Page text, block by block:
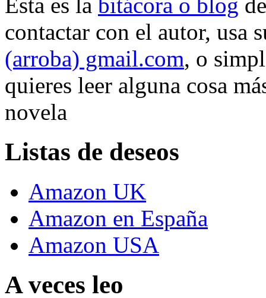
Esta es la bitácora o blog
contactar con el autor, usa
(arroba) gmail.com, o
quieres leer alguna cosa
novela
Listas de deseos
Amazon UK
Amazon en España
Amazon USA
A veces leo